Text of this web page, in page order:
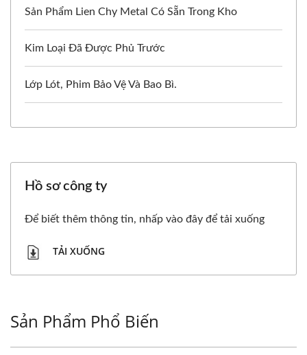
Sản Phẩm Lien Chy Metal Có Sẵn Trong Kho
Kim Loại Đã Được Phủ Trước
Lớp Lót, Phim Bảo Vệ Và Bao Bì.
Hồ sơ công ty
Để biết thêm thông tin, nhấp vào đây để tải xuống
TẢI XUỐNG
Sản Phẩm Phổ Biến